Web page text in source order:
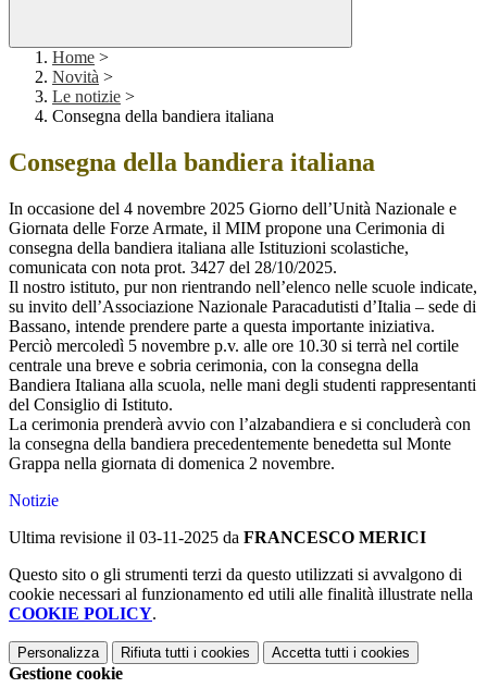
Home >
Novità >
Le notizie >
Consegna della bandiera italiana
Consegna della bandiera italiana
In occasione del 4 novembre 2025 Giorno dell’Unità Nazionale e
Giornata delle Forze Armate, il MIM propone una Cerimonia di
consegna della bandiera italiana alle Istituzioni scolastiche,
comunicata con nota prot. 3427 del 28/10/2025.
Il nostro istituto, pur non rientrando nell’elenco nelle scuole indicate,
su invito dell’Associazione Nazionale Paracadutisti d’Italia – sede di
Bassano, intende prendere parte a questa importante iniziativa.
Perciò mercoledì 5 novembre p.v. alle ore 10.30 si terrà nel cortile
centrale una breve e sobria cerimonia, con la consegna della
Bandiera Italiana alla scuola, nelle mani degli studenti rappresentanti
del Consiglio di Istituto.
La cerimonia prenderà avvio con l’alzabandiera e si concluderà con
la consegna della bandiera precedentemente benedetta sul Monte
Grappa nella giornata di domenica 2 novembre.
Notizie
Ultima revisione il 03-11-2025 da FRANCESCO MERICI
Questo sito o gli strumenti terzi da questo utilizzati si avvalgono di
cookie necessari al funzionamento ed utili alle finalità illustrate nella
COOKIE POLICY.
Personalizza Rifiuta tutti i cookies Accetta tutti i cookies
Gestione cookie